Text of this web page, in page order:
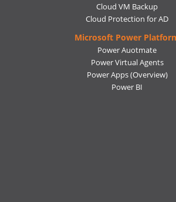
Cloud VM Backup
Cloud Protection for AD
Microsoft Power
Power Auotmate
Power Virtual Agents
Power Apps(Overview)
Power BI